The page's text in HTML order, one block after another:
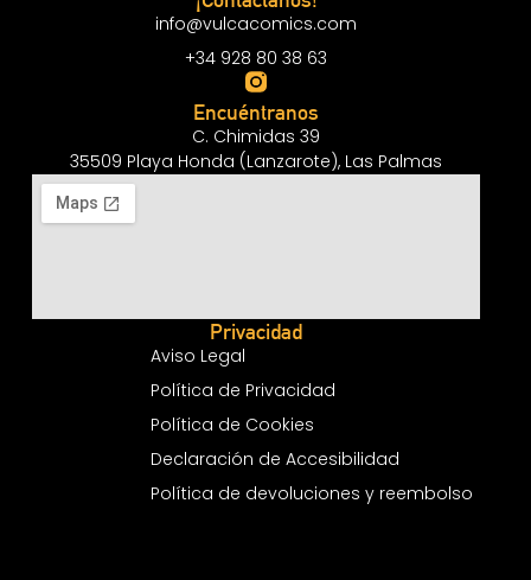
info@vulcacomics.com
+34 928 80 38 63
Encuéntranos
C. Chimidas 39
35509 Playa Honda (Lanzarote), Las Palmas
Privacidad
Aviso Legal
Política de Privacidad
Política de Cookies
Declaración de Accesibilidad
Política de devoluciones y reembolso